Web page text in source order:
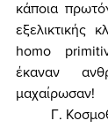
κάποια
εξελικτικής
homo
έκαναν
μαχαίρωσαν!
Γ.